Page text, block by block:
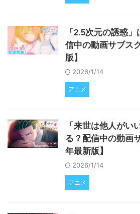
「2.5次元の誘惑
信中の動画サブス
版】
2026/1/14
アニメ
「来世は他人がい
る？配信中の動画
年最新版】
2026/1/14
アニメ